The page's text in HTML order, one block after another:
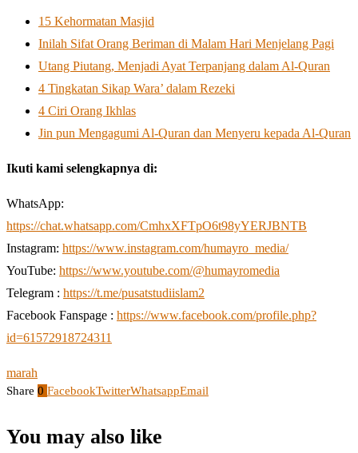
15 Kehormatan Masjid
Inilah Sifat Orang Beriman di Malam Hari Menjelang Pagi
Utang Piutang, Menjadi Ayat Terpanjang dalam Al-Quran
4 Tingkatan Sikap Wara’ dalam Rezeki
4 Ciri Orang Ikhlas
Jin pun Mengagumi Al-Quran dan Menyeru kepada Al-Quran
Ikuti kami selengkapnya di:
WhatsApp:
https://chat.whatsapp.com/CmhxXFTpO6t98yYERJBNTB
Instagram: https://www.instagram.com/humayro_media/
YouTube: https://www.youtube.com/@humayromedia
Telegram : https://t.me/pusatstudiislam2
Facebook Fanspage : https://www.facebook.com/profile.php?
id=61572918724311
marah
Share 0 FacebookTwitterWhatsappEmail
You may also like